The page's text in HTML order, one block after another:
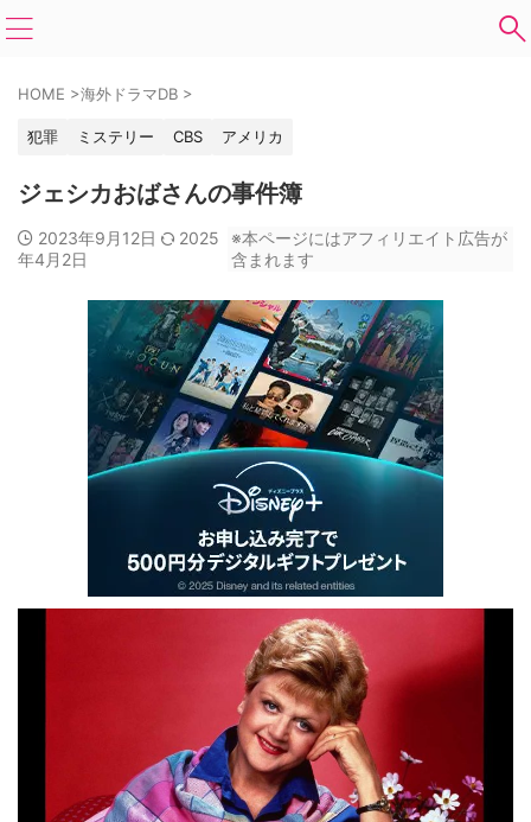
HOME >海外ドラマDB >
犯罪 ミステリー CBS アメリカ
ジェシカおばさんの事件簿
2023年9月12日
2025
年4月2日
※本ページにはアフィリエイト広告が
含まれます